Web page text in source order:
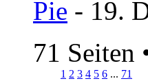
Pie - 19.
71 Seiten
1 2 3 4 5 6 ... 71